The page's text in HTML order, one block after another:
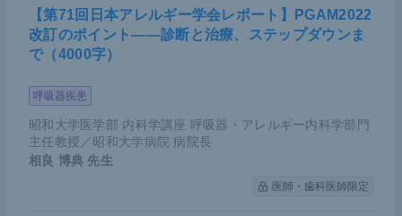
【第71回日本アレルギー学会レポート】PGAM2022
改訂のポイント――診断と治療、ステップダウンま
で（4000字）
呼吸器疾患
昭和大学医学部 内科学講座 呼吸器・アレルギー内科学部門
主任教授／昭和大学病院 病院長
相良 博典 先生
医師・歯科医師限定